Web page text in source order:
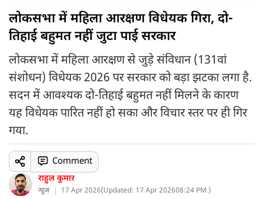
लोकसभा में महिला आरक्षण विधेयक गिरा, दो-
तिहाई बहुमत नहीं जुटा पाई सरकार
लोकसभा में महिला आरक्षण से जुड़े संविधान (131वां
संशोधन) विधेयक 2026 पर सरकार को बड़ा झटका लगा है.
सदन में आवश्यक दो-तिहाई बहुमत नहीं मिलने के कारण
यह विधेयक पारित नहीं हो सका और विचार स्तर पर ही गिर
गया.
राहुल कुमार
न्यूज 17 Apr 2026(Updated: 17 Apr 202608:24 PM )
Comment